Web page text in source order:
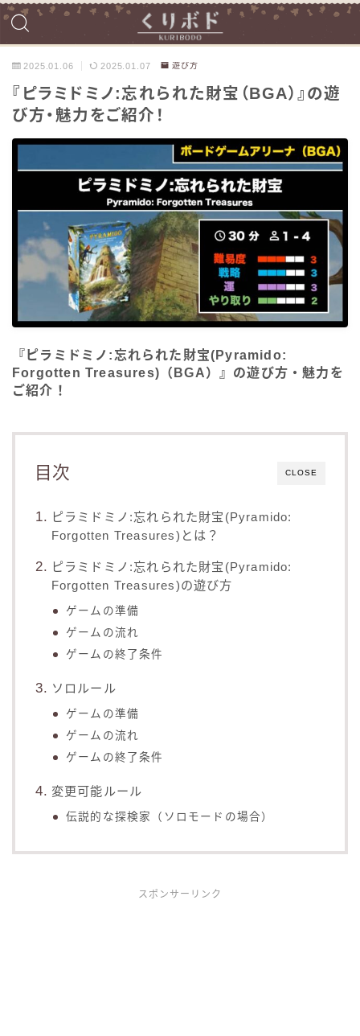
2025.01.06 2025.01.07 遊び方
『ピラミドミノ:忘れられた財宝（BGA）』の遊
び方・魅力をご紹介！
『ピラミドミノ:忘れられた財宝(Pyramido:
Forgotten Treasures)（BGA）』の遊び方・魅力を
ご紹介！
CLOSE
目次
ピラミドミノ:忘れられた財宝(Pyramido:
Forgotten Treasures)とは？
ピラミドミノ:忘れられた財宝(Pyramido:
Forgotten Treasures)の遊び方
ゲームの準備
ゲームの流れ
ゲームの終了条件
ソロルール
ゲームの準備
ゲームの流れ
ゲームの終了条件
変更可能ルール
伝説的な探検家（ソロモードの場合）
スポンサーリンク